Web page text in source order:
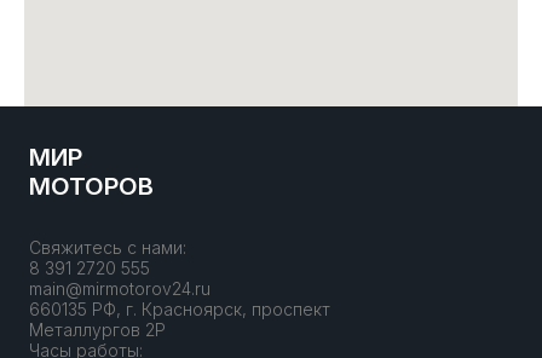
МИР
МОТОРОВ
Свяжитесь с нами:
8 391 2720 555
main@mirmotorov24.ru
660135 РФ, г. Красноярск, проспект
Металлургов 2Р
Часы работы: